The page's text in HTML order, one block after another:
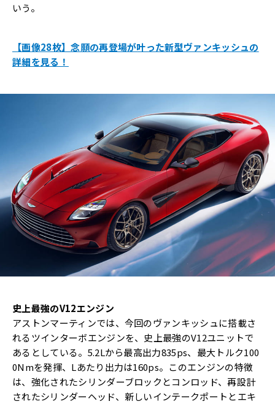
いう。
【画像28枚】念願の再登場が叶った新型ヴァンキッシュの
詳細を見る！
史上最強のV12エンジン
アストンマーティンでは、今回のヴァンキッシュに搭載さ
れるツインターボエンジンを、史上最強のV12ユニットで
あるとしている。5.2Lから最高出力835ps、最大トルク100
0Nmを発揮、Lあたり出力は160ps。このエンジンの特徴
は、強化されたシリンダーブロックとコンロッド、再設計
されたシリンダーヘッド、新しいインテークポートとエキ